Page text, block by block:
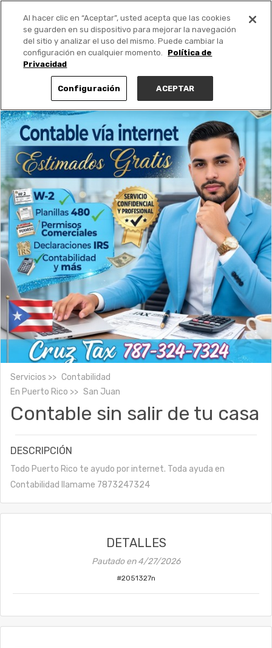
PUBLICA GRATIS +
Servicios
Contabilidad
En Puerto Rico San Juan
Contable sin salir de tu casa
DESCRIPCIÓN
Todo Puerto Rico te ayudo por internet. Toda ayuda en
Contabilidad llamame 7873247324
DETALLES
Pautado en4/27/2026
#2051327n
Al hacer clic en “Aceptar”, usted acepta que las cookies
se guarden en su dispositivo para mejorar la navegación
del sitio y analizar el uso del mismo. Puede cambiar la
configuración en cualquier momento.
Política de
Privacidad
Configuración ACEPTAR